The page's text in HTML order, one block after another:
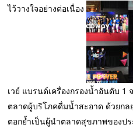
ไว้วางใจอย่างต่อเนื่อง
เวย์ แบรนด์เครื่องกรองน้ำอันดับ 1
ตลาดผู้บริโภคดื่มน้ำสะอาด ด้วยกล
ตอกย้ำเป็นผู้นำตลาดสุขภาพของปร